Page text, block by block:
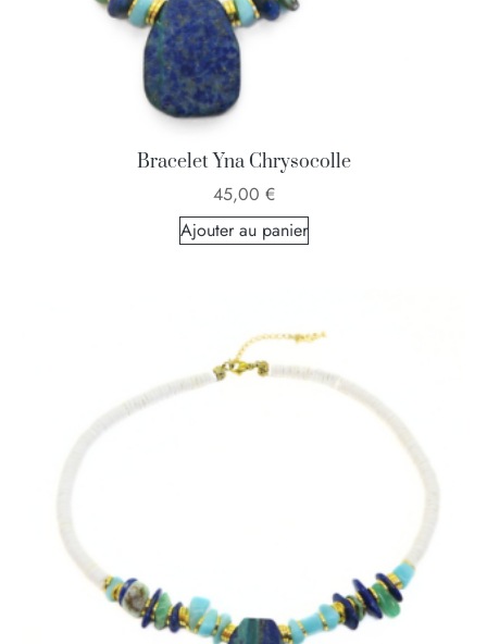
Bracelet Yna Chrysocolle
45,00 €
Ajouter au panier